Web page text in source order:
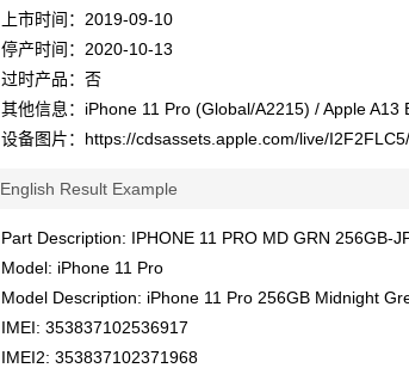
上市时间：2019-09-10
停产时间：2020-10-13
过时产品：否
其他信息：iPhone 11 Pro (Global/A2215) / Apple
设备图片：https://cdsassets.apple.com/live/
English Result Example
Part Description: IPHONE 11 PRO MD GRN 256GB-
Model: iPhone 11 Pro
Model Description: iPhone 11 Pro 256GB Midnight
IMEI: 353837102536917
IMEI2: 353837102371968